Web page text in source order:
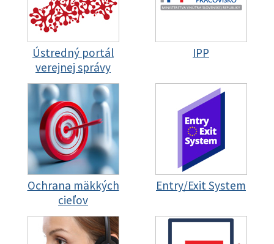
Ústredný portál
verejnej správy
IPP
Ochrana mäkkých
cieľov
Entry/Exit System